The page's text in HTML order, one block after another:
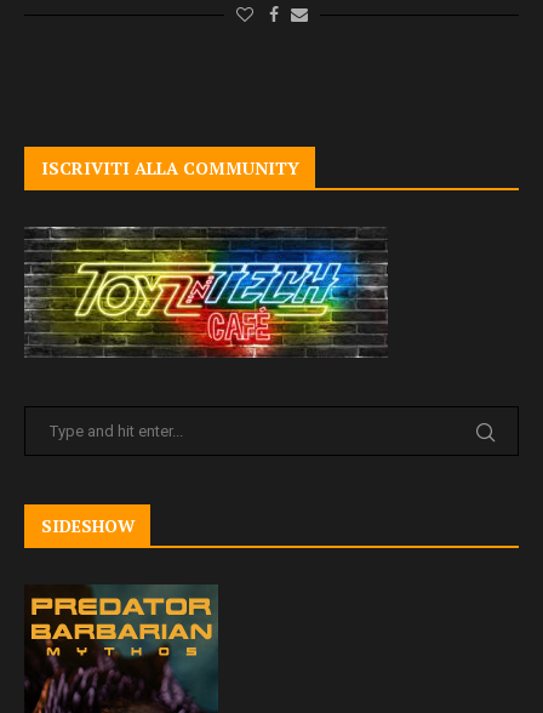
ISCRIVITI ALLA COMMUNITY
SIDESHOW